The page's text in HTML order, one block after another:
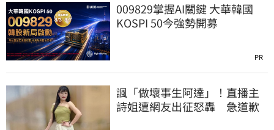
009829掌握AI關鍵 大華韓國
KOSPI 50今強勢開募
PR
諷「做壞事生阿達」！直播主
詩姐遭網友出征怒轟 急道歉